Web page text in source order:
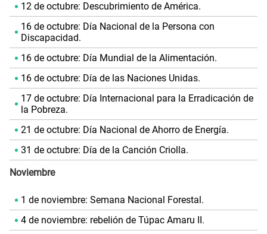
12 de octubre: Descubrimiento de América.
16 de octubre: Día Nacional de la Persona con
Discapacidad.
16 de octubre: Día Mundial de la Alimentación.
16 de octubre: Día de las Naciones Unidas.
17 de octubre: Día Internacional para la Erradicación de
la Pobreza.
21 de octubre: Día Nacional de Ahorro de Energía.
31 de octubre: Día de la Canción Criolla.
Noviembre
1 de noviembre: Semana Nacional Forestal.
4 de noviembre: rebelión de Túpac Amaru II.